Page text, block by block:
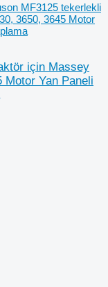
MF3125 tekerlekli
3650, 3645 Motor
için Massey
Motor Yan Paneli